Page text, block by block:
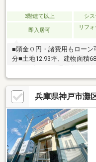
3階建て以上 シ
即入居可
リフ
■頭金０円・諸費用もロー
分■土地12.93坪、建物面積
月々4万円台から購入可能 ■
分、原田中学校徒歩10分 ■
水道筋商店徒歩18分■生活
リフォーム済みなので、新
ができます。3駅利用でき
から徒歩4分に位置する駅近
兵庫県神戸市灘